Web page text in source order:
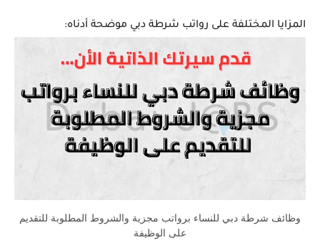
المزايا المختلفة على رواتب شرطة دبي موضحة أدناه:
وظائف شرطة دبي للنساء برواتب مجزية والشروط المطلوبة للتقديم
على الوظيفة